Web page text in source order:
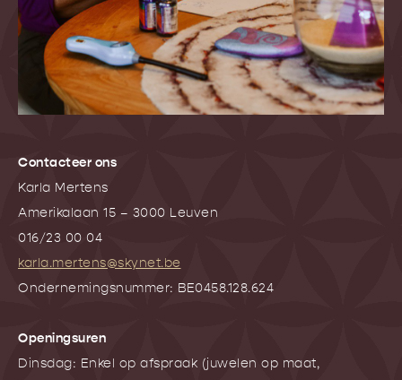
Contacteer ons
Karla Mertens
Amerikalaan 15 – 3000 Leuven
016/23 00 04
karla.mertens@skynet.be
Ondernemingsnummer: BE0458.128.624
Openingsuren
Dinsdag: Enkel op afspraak (juwelen op maat,